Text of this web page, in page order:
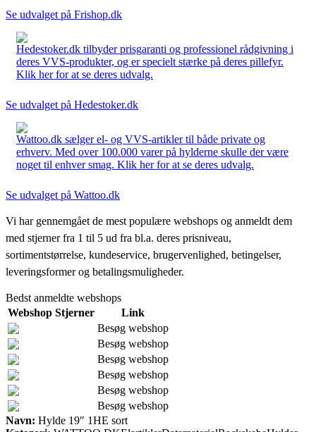
Se udvalget på Frishop.dk
Hedestoker.dk tilbyder prisgaranti og professionel rådgivning i
deres VVS-produkter, og er specielt stærke på deres pillefyr.
Klik her for at se deres udvalg.
Se udvalget på Hedestoker.dk
Wattoo.dk sælger el- og VVS-artikler til både private og
erhverv. Med over 100.000 varer på hylderne skulle der være
noget til enhver smag. Klik her for at se deres udvalg.
Se udvalget på Wattoo.dk
Vi har gennemgået de mest populære webshops og anmeldt dem
med stjerner fra 1 til 5 ud fra bl.a. deres prisniveau,
sortimentstørrelse, kundeservice, brugervenlighed, betingelser,
leveringsformer og betalingsmuligheder.
Bedst anmeldte webshops
Webshop Stjerner
Link
Besøg webshop
Besøg webshop
Besøg webshop
Besøg webshop
Besøg webshop
Besøg webshop
Navn: Hylde 19″ 1HE sort